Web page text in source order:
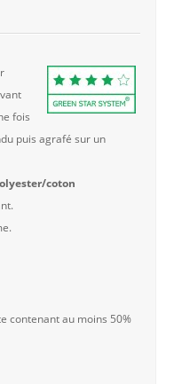
fois
puis agrafé sur un
coton
contenant au moins 50%